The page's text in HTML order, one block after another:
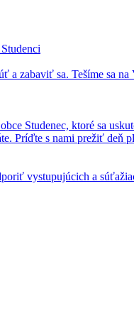
a zabaviť sa. Tešíme sa na
Studenec, ktoré sa
Príďte s nami prežiť deň
vystupujúcich a